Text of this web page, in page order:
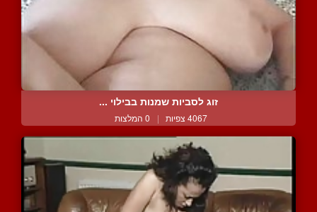
זוג לסביות שמנות בבילוי ...
4067 צפיות | 0 המלצות